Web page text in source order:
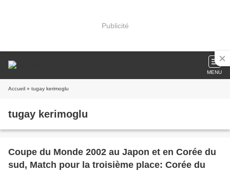
Publicité
MENU
Accueil » tugay kerimoglu
tugay kerimoglu
Coupe du Monde 2002 au Japon et en Corée du
sud, Match pour la troisième place: Corée du